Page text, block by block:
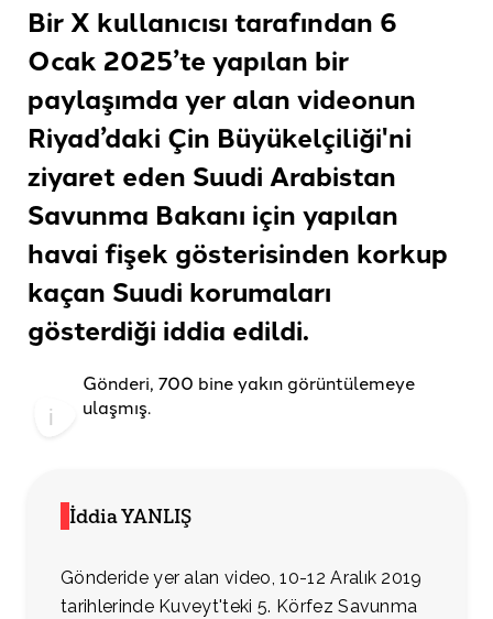
Bir X kullanıcısı tarafından 6
Ocak 2025’te yapılan bir
paylaşımda yer alan videonun
Riyad’daki Çin Büyükelçiliği'ni
ziyaret eden Suudi Arabistan
Savunma Bakanı için yapılan
havai fişek gösterisinden korkup
kaçan Suudi korumaları
gösterdiği iddia edildi.
Gönderi, 700 bine yakın görüntülemeye
ulaşmış.
İddia YANLIŞ
Gönderide yer alan video, 10-12 Aralık 2019
tarihlerinde Kuveyt'teki 5. Körfez Savunma